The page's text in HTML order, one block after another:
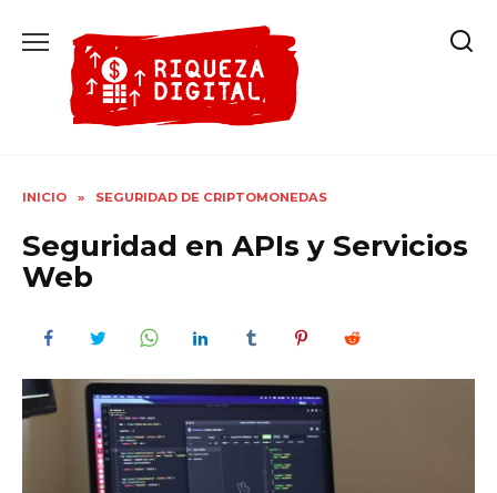
contenido
INICIO » SEGURIDAD DE CRIPTOMONEDAS
Seguridad en APIs y Servicios
Web